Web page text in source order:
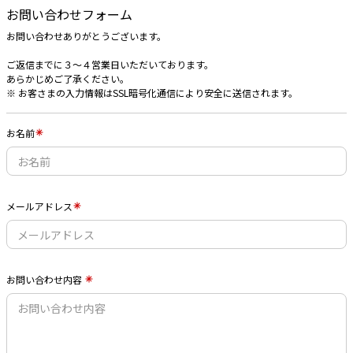
お問い合わせフォーム
お問い合わせありがとうございます。
ご返信までに３〜４営業日いただいております。
あらかじめご了承ください。
※ お客さまの入力情報はSSL暗号化通信により安全に送信されます。
お名前
メールアドレス
お問い合わせ内容